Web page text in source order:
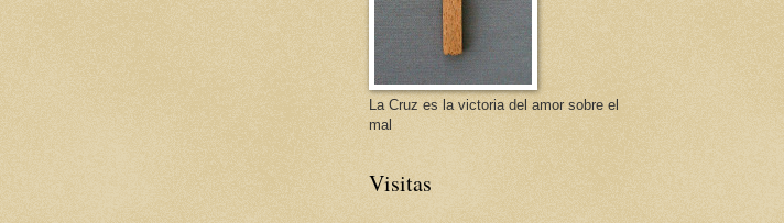
La Cruz es la victoria del amor sobre el
mal
Visitas